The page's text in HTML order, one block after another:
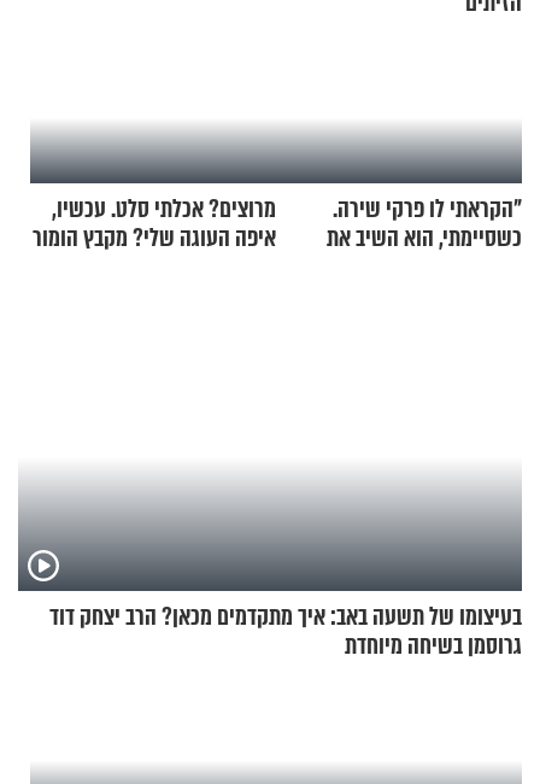
"הקראתי לו פרקי שירה.
כשסיימתי, הוא השיב את
מרוצים? אכלתי סלט. עכשיו,
איפה העוגה שלי? מקבץ הומור
בעיצומו של תשעה באב: איך מתקדמים מכאן? הרב יצחק דוד
גרוסמן בשיחה מיוחדת